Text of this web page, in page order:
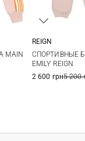
MAIN
REIGN
СПОРТИВНЫЕ
EMILY REIGN
2 600 грн5 200